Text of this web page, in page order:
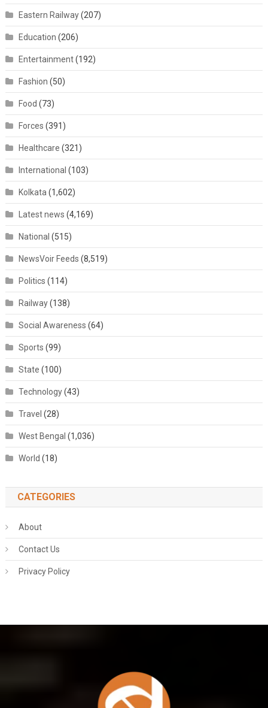
Eastern Railway(207)
Education (206)
Entertainment(192)
Fashion (50)
Food (73)
Forces (391)
Healthcare (321)
International (103)
Kolkata (1,602)
Latest news (4,169)
National (515)
NewsVoir Feeds (8,519)
Politics (114)
Railway(138)
Social Awareness (64)
Sports (99)
State (100)
Technology(43)
Travel (28)
West Bengal (1,036)
World (18)
CATEGORIES
About
Contact Us
Privacy Policy